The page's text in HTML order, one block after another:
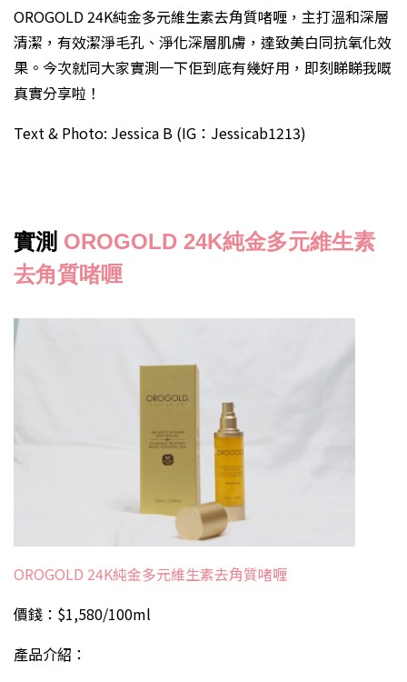
OROGOLD 24K純金多元維生素去角質啫喱，主打溫和深層
清潔，有效潔淨毛孔、淨化深層肌膚，達致美白同抗氧化效
果。今次就同大家實測一下佢到底有幾好用，即刻睇睇我嘅
真實分享啦！
Text & Photo: Jessica B (IG：Jessicab1213)
實測 OROGOLD 24K純金多元維生素
去角質啫喱
OROGOLD 24K純金多元維生素去角質啫喱
價錢：$1,580/100ml
產品介紹：